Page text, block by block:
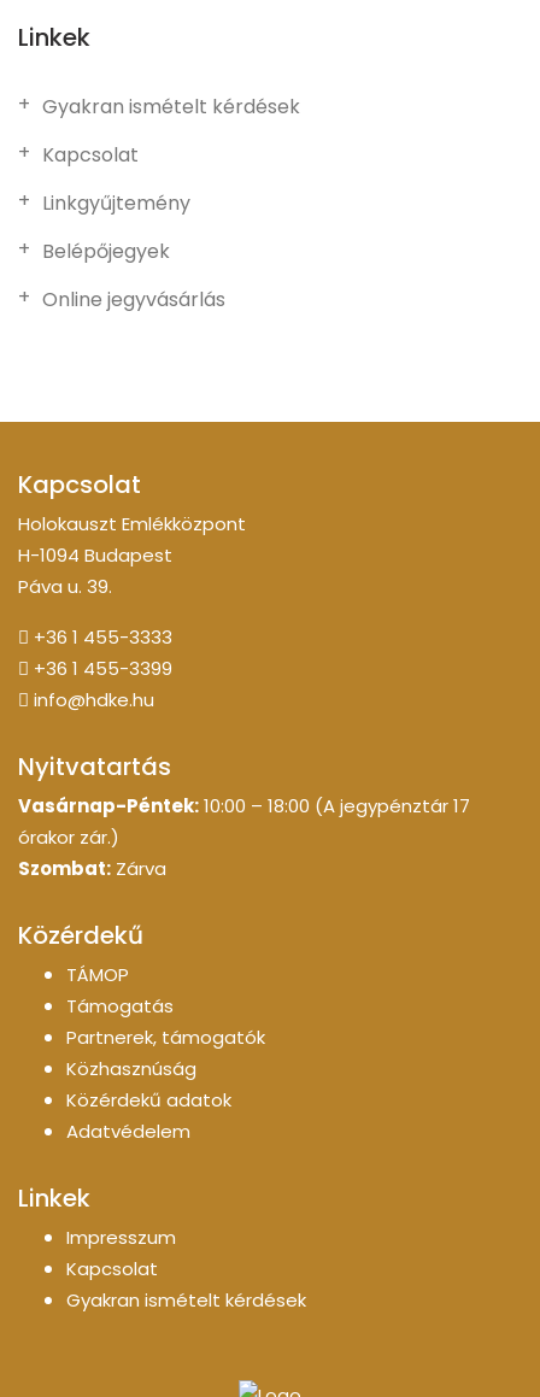
Linkek
Gyakran ismételt kérdések
Kapcsolat
Linkgyűjtemény
Belépőjegyek
Online jegyvásárlás
Kapcsolat
Holokauszt Emlékközpont
H-1094 Budapest
Páva u. 39.
+36 1 455-3333
+36 1 455-3399
info@hdke.hu
Nyitvatartás
Vasárnap-Péntek:10:00 – 18:00 (A jegypénztár 17
órakor zár.)
Szombat: Zárva
Közérdekű
TÁMOP
Támogatás
Partnerek, támogatók
Közhasznúság
Közérdekű adatok
Adatvédelem
Linkek
Impresszum
Kapcsolat
Gyakran ismételt kérdések